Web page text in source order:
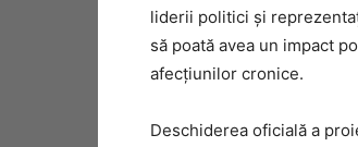
liderii politici şi
să poată avea un impact
afecţiunilor cronice.
Deschiderea oficială a